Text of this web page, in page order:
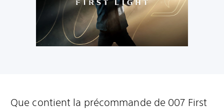
Que contient la précommande de 007 First